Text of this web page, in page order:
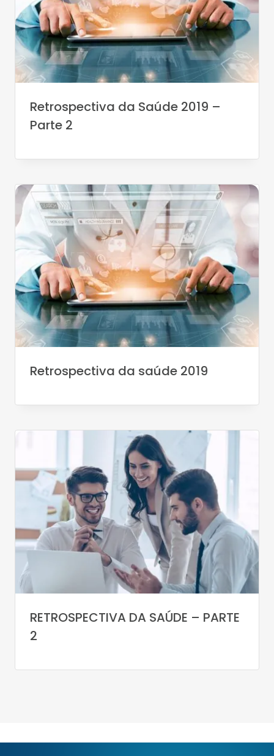
Retrospectiva da Saúde 2019 –
Parte 2
Retrospectiva da saúde 2019
RETROSPECTIVA DA SAÚDE – PARTE
2